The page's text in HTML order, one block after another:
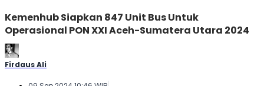
Kemenhub Siapkan 847 Unit Bus Untuk
Operasional PON XXI Aceh-Sumatera Utara 2024
Firdaus Ali